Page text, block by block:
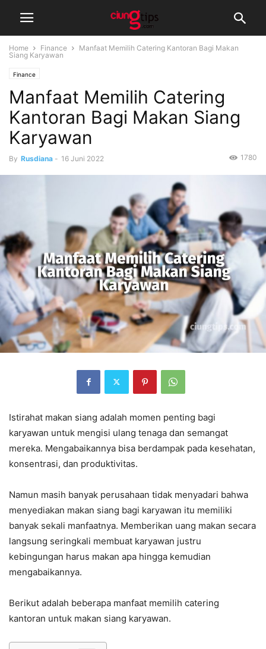
Home Finance
Manfaat Memilih Catering Kantoran Bagi Makan
Siang Karyawan
Finance
Manfaat Memilih Catering
Kantoran Bagi Makan Siang
Karyawan
By Rusdiana - 16 Juni 2022 1780
Istirahat makan siang adalah momen penting bagi
karyawan untuk mengisi ulang tenaga dan semangat
mereka. Mengabaikannya bisa berdampak pada kesehatan,
konsentrasi, dan produktivitas.
Namun masih banyak perusahaan tidak menyadari bahwa
menyediakan makan siang bagi karyawan itu memiliki
banyak sekali manfaatnya. Memberikan uang makan secara
langsung seringkali membuat karyawan justru
kebingungan harus makan apa hingga kemudian
mengabaikannya.
Berikut adalah beberapa manfaat memilih catering
kantoran untuk makan siang karyawan.